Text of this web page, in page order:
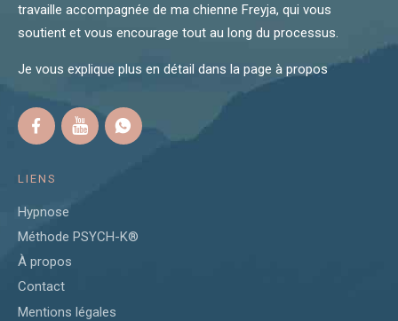
travaille accompagnée de ma chienne Freyja, qui vous
soutient et vous encourage tout au long du processus.
Je vous explique plus en détail dans la page à propos
LIENS
Hypnose
Méthode PSYCH-K®
À propos
Contact
Mentions légales